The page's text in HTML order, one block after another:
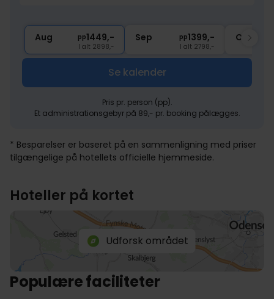
Aug pp1449,-
I alt 2898,-
Sep pp1399,-
I alt 2798,-
Okt
Se kalender
Pris pr. person (pp).
Et administrationsgebyr på 89,- pr. booking pålægges.
* Besparelser er baseret på en sammenligning med priser
tilgængelige på hotellets officielle hjemmeside.
Hoteller på kortet
Udforsk området
Populære faciliteter